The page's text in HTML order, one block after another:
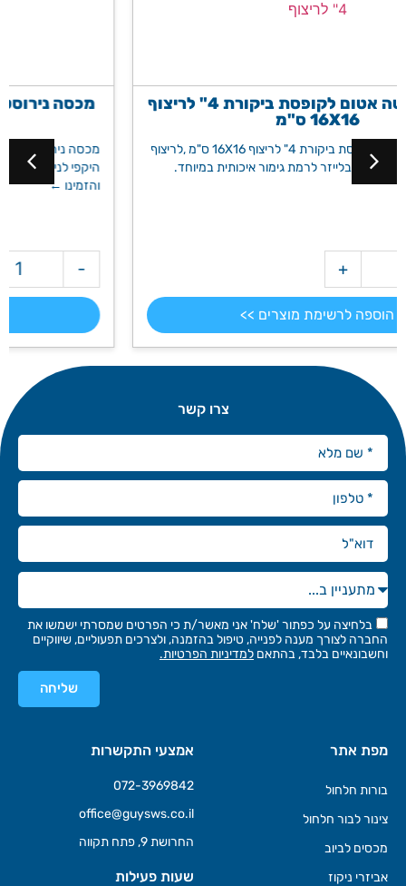
לקופסת ביקורת 4" לריצוף מכסה נירוסטה לריצוף ניקוז 4" 11.5X11.5 ס"מ
היקפי לניקוז מים, חתוך בלייזר לרמת גימור איכותית במיוחד.
הוספה לרשימת מוצרים >>
מפת אתר
בורות חלחול
צינור לבור חלחול
מכסים לביוב
אביזרי ניקוז
אמצעי התקשרות
072-3969842
office@guysws.co.il
החרושת 9, פתח תקווה
שעות פעילות
צרו קשר
בלחיצה על כפתור 'שלח' אני מאשר/ת כי הפרטים שמסרתי ישמשו את
החברה לצורך מענה לפנייה, טיפול בהזמנה, ולצרכים תפעוליים, שיווקיים
וחשבונאיים בלבד, בהתאם למדיניות הפרטיות.
שליחה